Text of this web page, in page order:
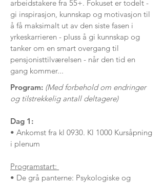
arbeidstakere fra 55+. Fokuset er todelt -
gi inspirasjon, kunnskap og motivasjon til
å få maksimalt ut av den siste fasen i
yrkeskarrieren - pluss å gi kunnskap og
tanker om en smart overgang til
pensjonisttilværelsen - når den tid en
gang kommer...
Program: (Med forbehold om endringer
og tilstrekkelig antall deltagere)
Dag 1:
• Ankomst fra kl 0930. Kl 1000 Kursåpning
i plenum
Programstart:
• De grå panterne: Psykologiske og